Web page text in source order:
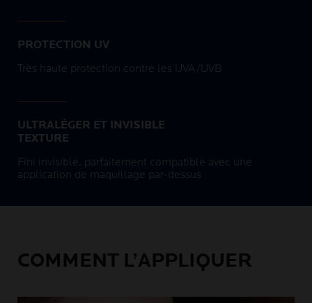
PROTECTION UV
Très haute protection contre les UVA/UVB
ULTRALÉGER ET INVISIBLE
TEXTURE
Fini invisible, parfaitement compatible avec une
application de maquillage par-dessus
COMMENT L’APPLIQUER